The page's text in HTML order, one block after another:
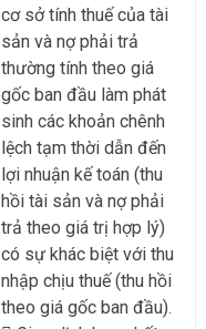
cơ sở tính thuế của tài
sản và nợ phải trả
thường tính theo giá
gốc ban đầu làm phát
sinh các khoản chênh
lệch tạm thời dẫn đến
lợi nhuận kế toán (thu
hồi tài sản và nợ phải
trả theo giá trị hợp lý)
có sự khác biệt với thu
nhập chịu thuế (thu hồi
theo giá gốc ban đầu).